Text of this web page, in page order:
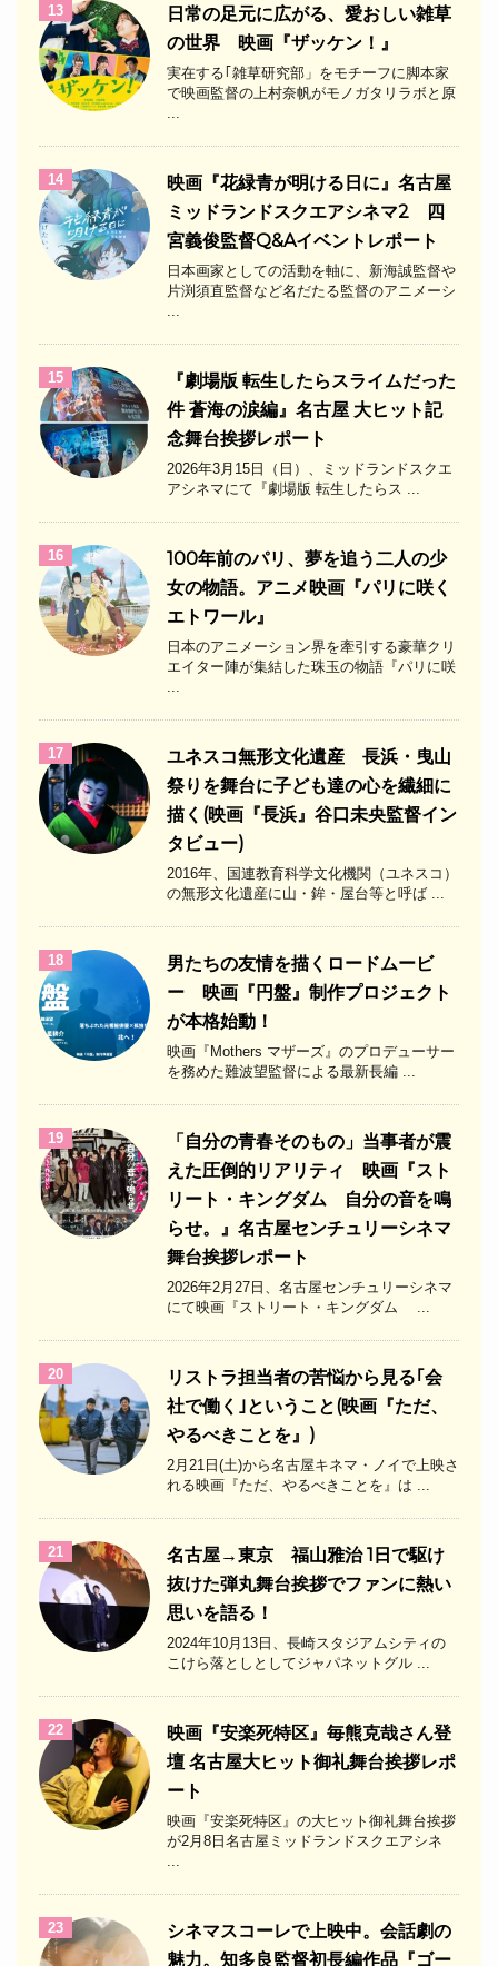
13
日常の足元に広がる、愛おしい雑草
の世界 映画『ザッケン！』
実在する｢雑草研究部」をモチーフに脚本家
で映画監督の上村奈帆がモノガタリラボと原
14
映画『花緑青が明ける日に』名古屋
ミッドランドスクエアシネマ2 四
宮義俊監督Q&Aイベントレポート
日本画家としての活動を軸に、新海誠監督や
片渕須直監督など名だたる監督のアニメーシ
15
『劇場版 転生したらスライムだった
件 蒼海の涙編』名古屋 大ヒット記
念舞台挨拶レポート
2026年3月15日（日）、ミッドランドスクエ
アシネマにて『劇場版 転生したらス ...
16
100年前のパリ、夢を追う二人の少
女の物語。アニメ映画『パリに咲く
エトワール』
日本のアニメーション界を牽引する豪華クリ
エイター陣が集結した珠玉の物語『パリに咲
17
ユネスコ無形文化遺産 長浜・曳山
祭りを舞台に子ども達の心を繊細に
描く(映画『長浜』谷口未央監督イン
タビュー)
2016年、国連教育科学文化機関（ユネスコ）
の無形文化遺産に山・鉾・屋台等と呼ば ...
18
男たちの友情を描くロードムービ
ー 映画『円盤』制作プロジェクト
が本格始動！
映画『Mothers マザーズ』のプロデューサー
を務めた難波望監督による最新長編 ...
19
「自分の青春そのもの」当事者が震
えた圧倒的リアリティ 映画『スト
リート・キングダム 自分の音を鳴
らせ。』名古屋センチュリーシネマ
舞台挨拶レポート
2026年2月27日、名古屋センチュリーシネマ
にて映画『ストリート・キングダム ...
20
リストラ担当者の苦悩から見る｢会
社で働く｣ということ(映画『ただ、
やるべきことを』)
2月21日(土)から名古屋キネマ・ノイで上映さ
れる映画『ただ、やるべきことを』は ...
21
名古屋→東京 福山雅治 1日で駆け
抜けた弾丸舞台挨拶でファンに熱い
思いを語る！
2024年10月13日、長崎スタジアムシティの
こけら落としとしてジャパネットグル ...
22
映画『安楽死特区』毎熊克哉さん登
壇 名古屋大ヒット御礼舞台挨拶レポ
ート
映画『安楽死特区』の大ヒット御礼舞台挨拶
が2月8日名古屋ミッドランドスクエアシネ
23
シネマスコーレで上映中。会話劇の
魅力。知多良監督初長編作品『ゴー